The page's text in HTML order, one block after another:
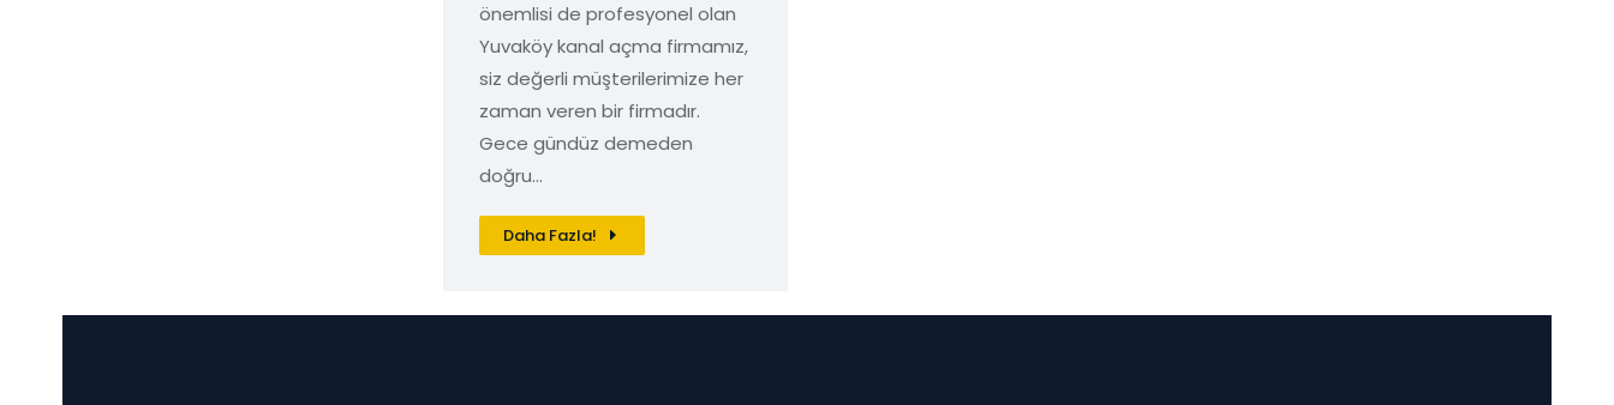
önemlisi de profesyonel olan
Yuvaköy kanal açma firmamız,
siz değerli müşterilerimize her
zaman veren bir firmadır.
Gece gündüz demeden
doğru…
Daha Fazla!